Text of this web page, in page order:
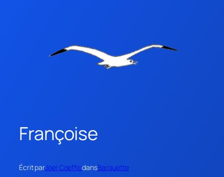
Françoise
Écrit parJoel CoefficdansBarquette